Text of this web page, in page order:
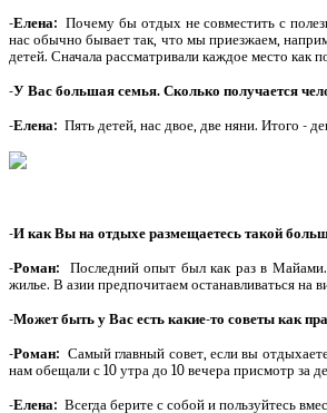
-Елена: Почему бы отдых не совместить с
нас обычно бывает так, что мы приезжаем,
детей. Сначала рассматривали каждое место как
-У Вас большая семья. Сколько получается
-Елена: Пять детей, нас двое, две няни. Итого -
-И как Вы на отдыхе размещаетесь такой
-Роман:
Последний опыт был как раз в
жилье. В азии предпочитаем останавливаться на
-Может быть у Вас есть какие-то советы как
-Роман: Самый главный совет, если вы
нам обещали с 10 утра до 10 вечера присмотр за
-Елена: Всегда берите с собой и пользуйтесь